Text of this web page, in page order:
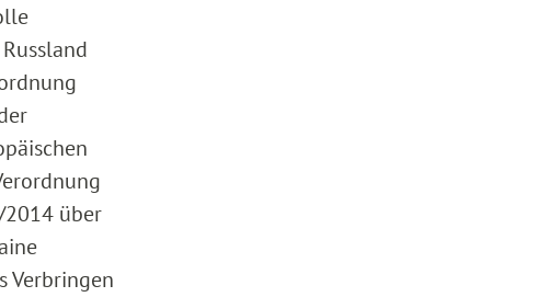
2014 über
Verbringen